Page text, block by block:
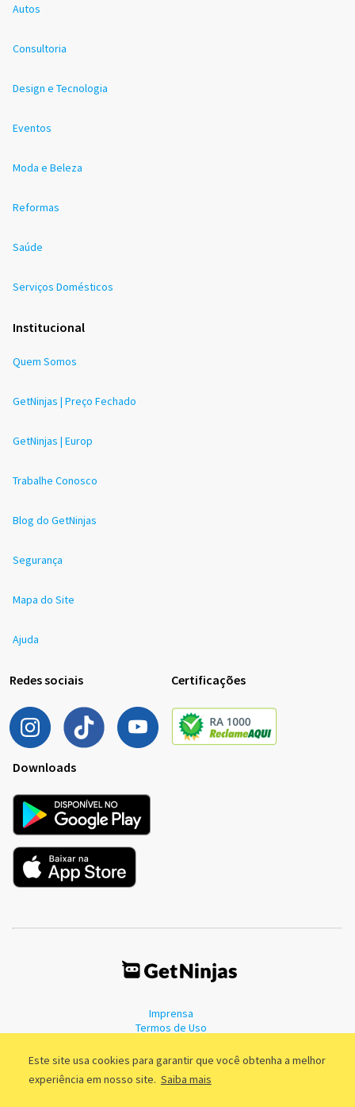
Este site usa cookies para garantir que você obtenha a melhor
experiência em nosso site. Saiba mais
Autos
Consultoria
Design e Tecnologia
Eventos
Moda e Beleza
Reformas
Saúde
Serviços Domésticos
Institucional
Quem Somos
GetNinjas | Preço Fechado
GetNinjas | Europ
Trabalhe Conosco
Blog do GetNinjas
Segurança
Mapa do Site
Ajuda
Redes sociais Certificações
Downloads
Imprensa
Termos de Uso